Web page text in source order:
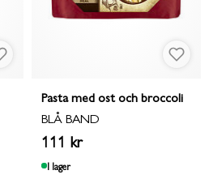
Pasta med ost och broccoli
BLÅ BAND
111 kr
I lager